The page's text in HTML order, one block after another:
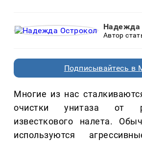
Надежда
Автор
Подписывайтесь в
Многие из нас
очистки унитаза от
известкового налета.
используются